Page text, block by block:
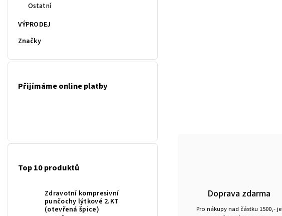
Ostatní
VÝPRODEJ
Značky
Přijímáme online platby
Top 10 produktů
Zdravotní kompresivní
punčochy lýtkové 2.KT
(otevřená špice)
Doprava zdarma
Pro nákupy nad částku 1500,- je